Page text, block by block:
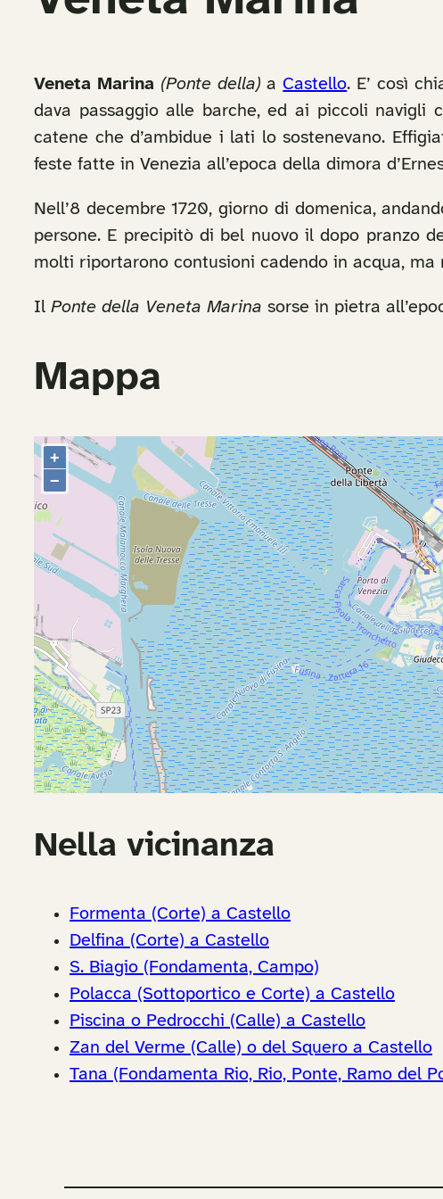
Veneta Marina (Ponte della) aCastello. E’ così
dava passaggio alle barche, ed ai piccoli navigli
catene che d’ambidue i lati lo sostenevano.
feste fatte in Venezia all’epoca della dimora
Nell’8 decembre 1720, giorno di domenica,
persone. E precipitò di bel nuovo il dopo pranzo
molti riportarono contusioni cadendo in acqua,
Il Ponte della Veneta Marina sorse in pietra
Mappa
Nella vicinanza
Formenta (Corte) a Castello
Delfina (Corte) a Castello
S. Biagio (Fondamenta, Campo)
Polacca (Sottoportico e Corte) a Castello
Piscina o Pedrocchi (Calle) a Castello
Zan del Verme (Calle) o del Squero a Castello
Tana (Fondamenta Rio, Rio, Ponte, Ramo del